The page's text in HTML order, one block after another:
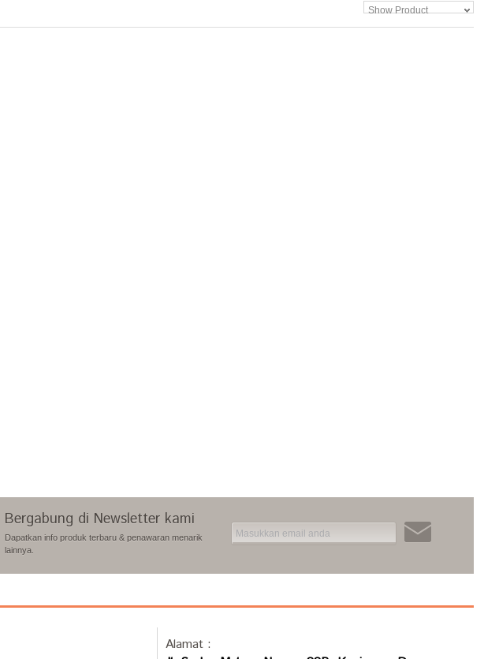
Show Product
Bergabung di Newsletter kami
Dapatkan info produk terbaru & penawaran menarik
lainnya.
Alamat :